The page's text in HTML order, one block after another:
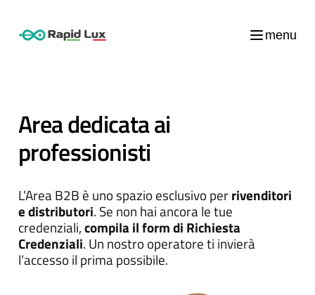
menu
Area dedicata ai
professionisti
L’Area B2B è uno spazio esclusivo perrivenditori
e distributori. Se non hai ancora le tue
credenziali,compila il form di Richiesta
Credenziali. Un nostro operatore ti invierà
l’accesso il prima possibile.